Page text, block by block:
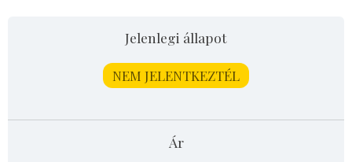
Jelenlegi állapot
NEM JELENTKEZTÉL
Ár